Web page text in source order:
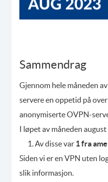
Sammendrag
Gjennom hele måneden
servere en oppetid på
anonymiserte OVPN-
I løpet av måneden
Av disse var 1 fra
Siden vi er en VPN uten
slik informasjon.